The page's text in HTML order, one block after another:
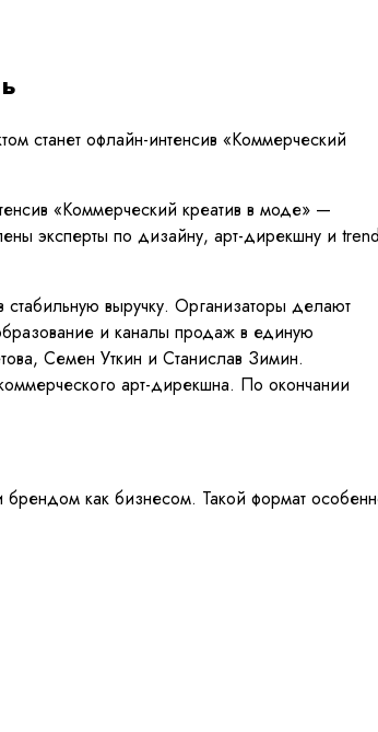
станет офлайн-интенсив «Коммерческий
«Коммерческий креатив в моде» —
эксперты по дизайну, арт-дирекшну и
выручку. Организаторы делают
и каналы продаж в единую
Семен Уткин и Станислав Зимин.
арт-дирекшна. По окончании
брендом как бизнесом. Такой формат